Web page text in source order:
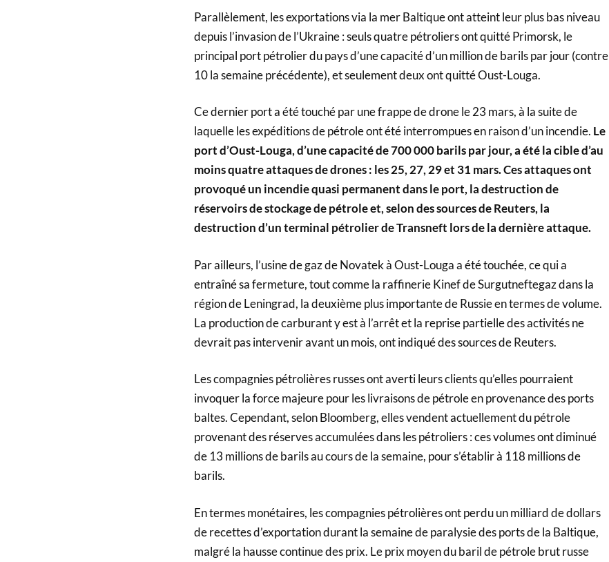
Parallèlement, les exportations via la mer Baltique ont atteint leur plus bas niveau
depuis l’invasion de l’Ukraine : seuls quatre pétroliers ont quitté Primorsk, le
principal port pétrolier du pays d’une capacité d’un million de barils par jour (contre
10 la semaine précédente), et seulement deux ont quitté Oust-Louga.
Ce dernier port a été touché par une frappe de drone le 23 mars, à la suite de
laquelle les expéditions de pétrole ont été interrompues en raison d’un incendie. Le
port d’Oust-Louga, d’une capacité de 700 000 barils par jour, a été la cible d’au
moins quatre attaques de drones : les 25, 27, 29 et 31 mars. Ces attaques ont
provoqué un incendie quasi permanent dans le port, la destruction de
réservoirs de stockage de pétrole et, selon des sources de Reuters, la
destruction d’un terminal pétrolier de Transneft lors de la dernière attaque.
Par ailleurs, l’usine de gaz de Novatek à Oust-Louga a été touchée, ce qui a
entraîné sa fermeture, tout comme la raffinerie Kinef de Surgutneftegaz dans la
région de Leningrad, la deuxième plus importante de Russie en termes de volume.
La production de carburant y est à l’arrêt et la reprise partielle des activités ne
devrait pas intervenir avant un mois, ont indiqué des sources de Reuters.
Les compagnies pétrolières russes ont averti leurs clients qu’elles pourraient
invoquer la force majeure pour les livraisons de pétrole en provenance des ports
baltes. Cependant, selon Bloomberg, elles vendent actuellement du pétrole
provenant des réserves accumulées dans les pétroliers : ces volumes ont diminué
de 13 millions de barils au cours de la semaine, pour s’établir à 118 millions de
barils.
En termes monétaires, les compagnies pétrolières ont perdu un milliard de dollars
de recettes d’exportation durant la semaine de paralysie des ports de la Baltique,
malgré la hausse continue des prix. Le prix moyen du baril de pétrole brut russe